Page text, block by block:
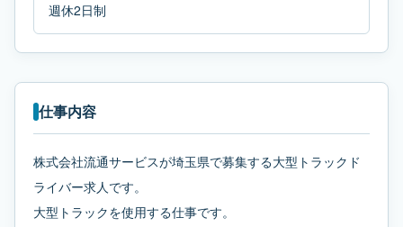
週休2日制
仕事内容
株式会社流通サービスが埼玉県で募集する大型トラックド
ライバー求人です。
大型トラックを使用する仕事です。